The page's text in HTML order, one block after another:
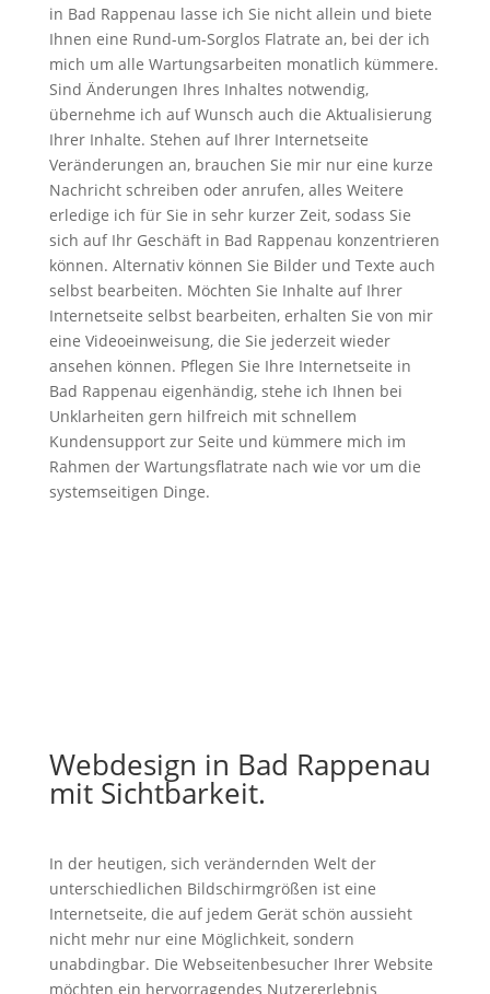
in Bad Rappenau lasse ich Sie nicht allein und biete
Ihnen eine Rund-um-Sorglos Flatrate an, bei der ich
mich um alle Wartungsarbeiten monatlich kümmere.
Sind Änderungen Ihres Inhaltes notwendig,
übernehme ich auf Wunsch auch die Aktualisierung
Ihrer Inhalte. Stehen auf Ihrer Internetseite
Veränderungen an, brauchen Sie mir nur eine kurze
Nachricht schreiben oder anrufen, alles Weitere
erledige ich für Sie in sehr kurzer Zeit, sodass Sie
sich auf Ihr Geschäft in Bad Rappenau konzentrieren
können. Alternativ können Sie Bilder und Texte auch
selbst bearbeiten. Möchten Sie Inhalte auf Ihrer
Internetseite selbst bearbeiten, erhalten Sie von mir
eine Videoeinweisung, die Sie jederzeit wieder
ansehen können. Pflegen Sie Ihre Internetseite in
Bad Rappenau eigenhändig, stehe ich Ihnen bei
Unklarheiten gern hilfreich mit schnellem
Kundensupport zur Seite und kümmere mich im
Rahmen der Wartungsflatrate nach wie vor um die
systemseitigen Dinge.
Webdesign in Bad Rappenau
mit Sichtbarkeit.
In der heutigen, sich verändernden Welt der
unterschiedlichen Bildschirmgrößen ist eine
Internetseite, die auf jedem Gerät schön aussieht
nicht mehr nur eine Möglichkeit, sondern
unabdingbar. Die Webseitenbesucher Ihrer Website
möchten ein hervorragendes Nutzererlebnis